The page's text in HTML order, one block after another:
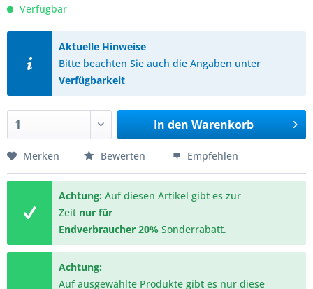
Verfügbar
Aktuelle Hinweise
Bitte beachten Sie auch die Angaben unter
Verfügbarkeit
In den Warenkorb
Merken Bewerten Empfehlen
Achtung: Auf diesen Artikel gibt es zur
Zeit nur für
Endverbraucher20% Sonderrabatt.
Achtung:
Auf ausgewählte Produkte gibt es nur diese